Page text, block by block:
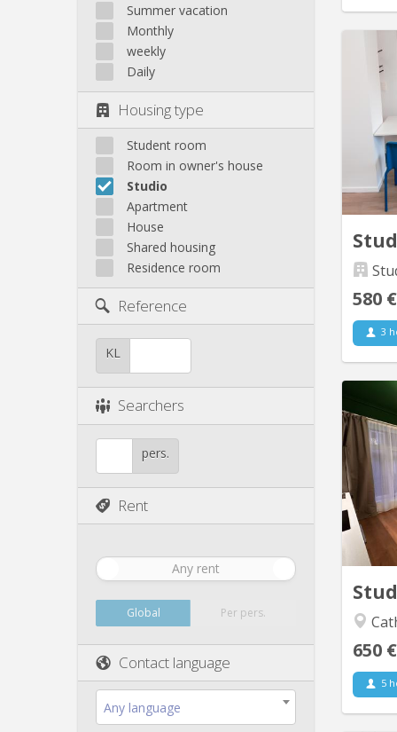
Summer vacation
Monthly
weekly
Daily
Housing type
Student room
Room in owner's house
Studio
Apartment
House
Shared housing
Residence room
Reference
KL
Searchers
pers.
Rent
Any rent
Global Per pers.
Contact language
Any language
🏡
à
580 €
3
en
650 €
5